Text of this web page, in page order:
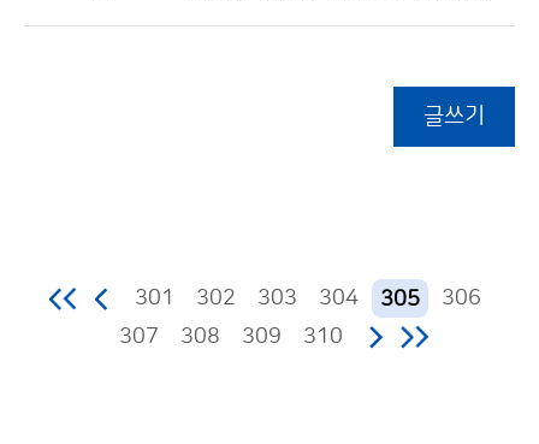
글쓰기
301 302 303 304 305
306
307
308 309 310